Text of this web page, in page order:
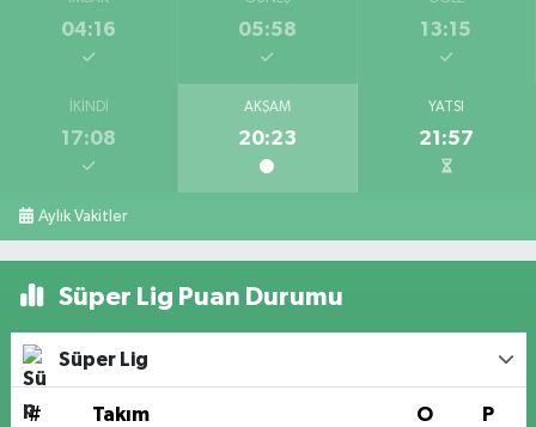
04:16 05:58 13:15
İKINDI
17:08
AKŞAM
20:23
YATSI
21:57
Aylık Vakitler
Süper Lig Puan Durumu
Süper Lig
# Takım O P